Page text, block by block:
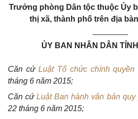
Trưởng phòng Dân tộc thuộc Ủy
thị xã, thành phố trên địa
ỦY BAN NHÂN DÂN
Căn cứ Luật Tổ chức chính quyền
tháng 6 năm 2015;
Căn cứ Luật Ban hành văn bản quy
22 tháng 6 năm 2015;